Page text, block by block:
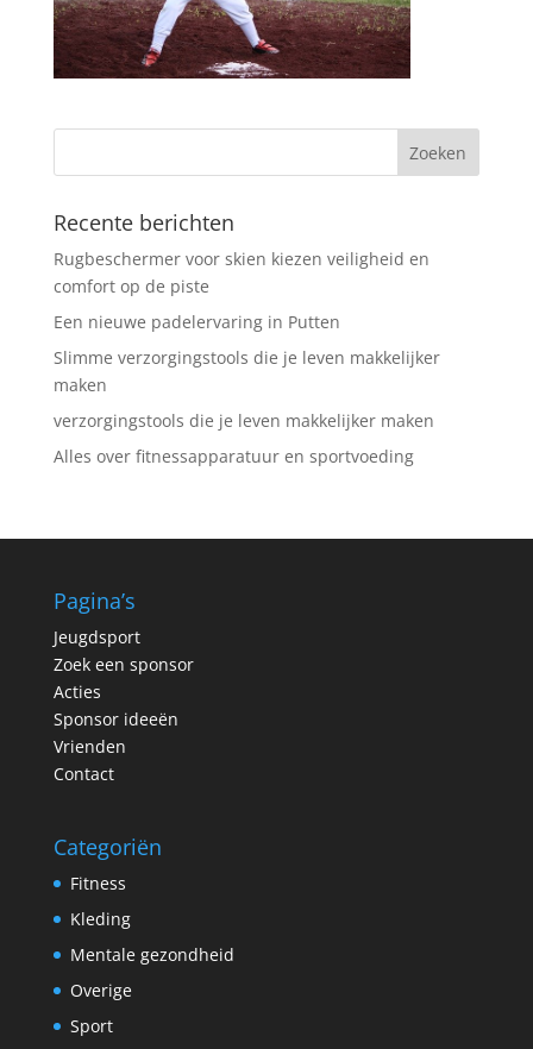
Recente berichten
Rugbeschermer voor skien kiezen veiligheid en
comfort op de piste
Een nieuwe padelervaring in Putten
Slimme verzorgingstools die je leven makkelijker
maken
verzorgingstools die je leven makkelijker maken
Alles over fitnessapparatuur en sportvoeding
Pagina’s
Jeugdsport
Zoek een sponsor
Acties
Sponsor ideeën
Vrienden
Contact
Categoriën
Fitness
Kleding
Mentale gezondheid
Overige
Sport